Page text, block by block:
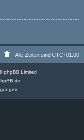
Alle Zeiten sind UTC+01:00
phpBB Limited